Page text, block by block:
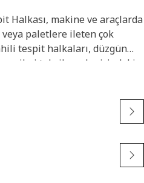
Halkası, makine ve araçlarda
paletlere ileten çok
tespit halkaları, düzgün
nihai tahrik grubu içindeki
önlenmesinde rol
yapılmıştır.
dirençlidir.
mekanizması sağlar.